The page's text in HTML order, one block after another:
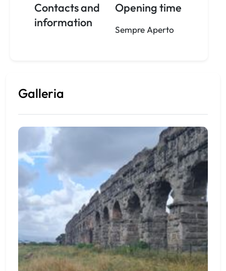
Contacts and
information
Opening time
Sempre Aperto
Galleria